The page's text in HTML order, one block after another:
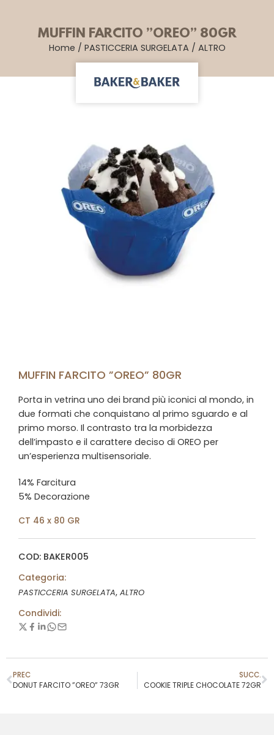
MUFFIN FARCITO ”OREO” 80GR
Home / PASTICCERIA SURGELATA / ALTRO
MUFFIN FARCITO ”OREO” 80GR
Porta in vetrina uno dei brand più iconici al mondo, in
due formati che conquistano al primo sguardo e al
primo morso. Il contrasto tra la morbidezza
dell’impasto e il carattere deciso di OREO per
un’esperienza multisensoriale.
14% Farcitura
5% Decorazione
CT 46 x 80 GR
COD: BAKER005
Categoria:
PASTICCERIA SURGELATA, ALTRO
Condividi:
PREC
DONUT FARCITO ”OREO” 73GR
SUCC.
COOKIE TRIPLE CHOCOLATE 72GR